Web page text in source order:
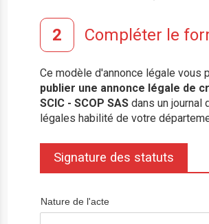
Compléter le
Ce modèle d'annonce légale vous
publier une annonce légale de
SCIC - SCOP SAS dans un journal
légales habilité de votre
Signature des statuts
Nature de l'acte